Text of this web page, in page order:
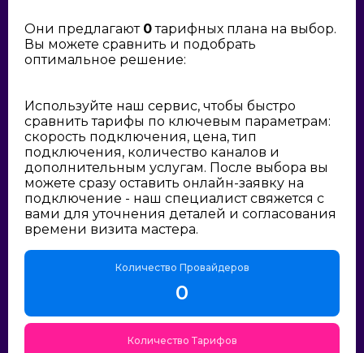
Они предлагают 0тарифных плана на выбор.
Вы можете сравнить и подобрать
оптимальное решение:
Используйте наш сервис, чтобы быстро
сравнить тарифы по ключевым параметрам:
скорость подключения, цена, тип
подключения, количество каналов и
дополнительным услугам. После выбора вы
можете сразу оставить онлайн-заявку на
подключение - наш специалист свяжется с
вами для уточнения деталей и согласования
времени визита мастера.
Количество Провайдеров
0
Количество Тарифов